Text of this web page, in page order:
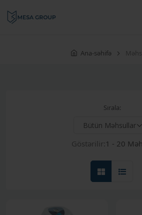
Ana-səhifə
Sırala:
Göstərilir: 1 - 20